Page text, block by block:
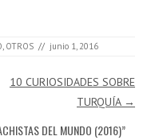
, OTROS // junio 1, 2016
10 CURIOSIDADES SOBRE
TURQUÍA →
DEL MUNDO (2016)”